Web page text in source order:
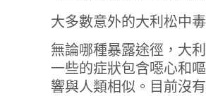
大多數意外的大利松中
無論哪種暴露途徑，大
一些的症狀包含噁心和
響與人類相似。目前沒